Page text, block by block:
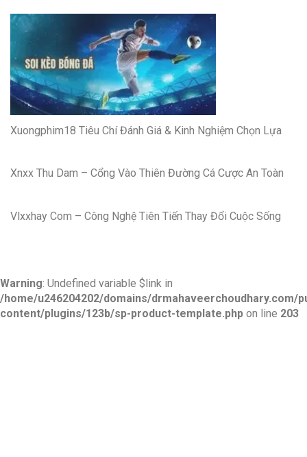
Xuongphim18 Tiêu Chí Đánh Giá & Kinh Nghiệm Chọn Lựa
Xnxx Thu Dam – Cổng Vào Thiên Đường Cá Cược An Toàn
Vlxxhay Com – Công Nghệ Tiên Tiến Thay Đổi Cuộc Sống
Warning: Undefined variable $link in
/home/u246204202/domains/drmahaveerchoudhary.com/
content/plugins/123b/sp-product-template.php on line 203